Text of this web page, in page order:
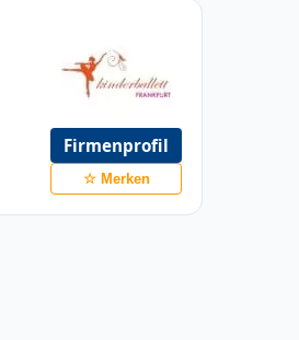
Firmenprofil
☆ Merken